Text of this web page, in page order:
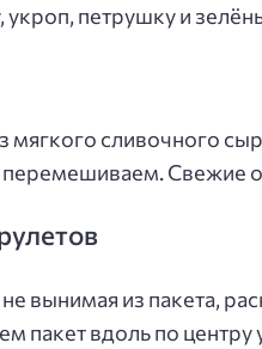
укроп, петрушку и
мягкого сливочного
перемешиваем. Свежие
вынимая из пакета,
пакет вдоль по центру